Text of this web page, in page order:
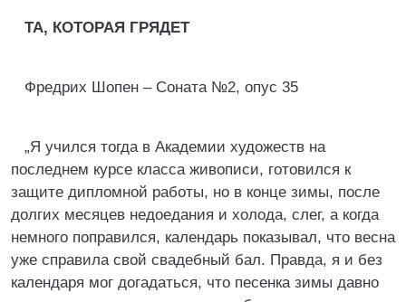
ТА, КОТОРАЯ ГРЯДЕТ
Фредрих Шопен – Соната №2, опус 35
„Я учился тогда в Академии художеств на
последнем курсе класса живописи, готовился к
защите дипломной работы, но в конце зимы, после
долгих месяцев недоедания и холода, слег, а когда
немного поправился, календарь показывал, что весна
уже справила свой свадебный бал. Правда, я и без
календаря мог догадаться, что песенка зимы давно